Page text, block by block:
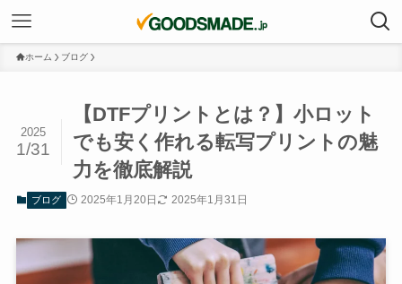
ホーム ブログ
【DTFプリントとは？】小ロット
でも安く作れる転写プリントの魅
力を徹底解説
2025
1/31
ブログ 2025年1月20日 2025年1月31日